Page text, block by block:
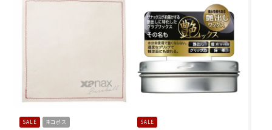
SALE ネコポス SALE